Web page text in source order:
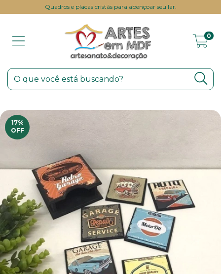
Quadros e placas cristãs para abençoar seu lar.
0
17%
OFF